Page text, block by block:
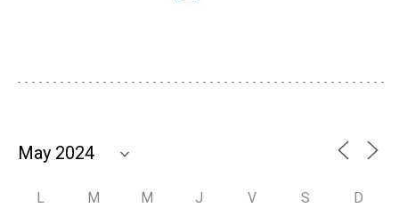
L M M J V S D